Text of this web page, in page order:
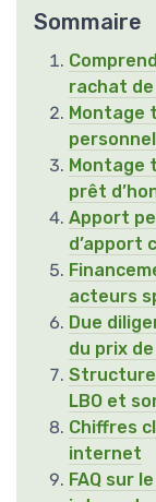
Sommaire
rachat
Montage
Montage
prêt
Apport
d’apport
acteurs
Due
du prix
LBO et
Chiffres
internet
FAQ sur